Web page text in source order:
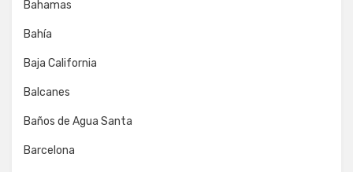
Bahamas
Bahía
Baja California
Balcanes
Baños de Agua Santa
Barcelona